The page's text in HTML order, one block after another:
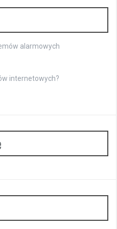
alarmowych
internetowych?